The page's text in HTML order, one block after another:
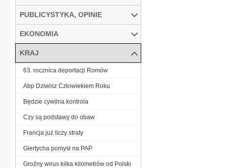
PUBLICYSTYKA, OPINIE
EKONOMIA
KRAJ
63. rocznica deportacji Romów
Abp Dziwisz Człowiekiem Roku
Będzie cywilna kontrola
Czy są podstawy do obaw
Francja już liczy straty
Giertycha pomysł na PAP
Groźny wirus kilka kilometrów od Polski